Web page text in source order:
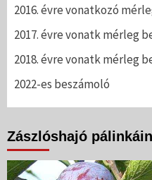
2016. évre vonatkozó
2017. évre vonatk mérleg
2018. évre vonatk mérleg
2022-es beszámoló
Zászlóshajó